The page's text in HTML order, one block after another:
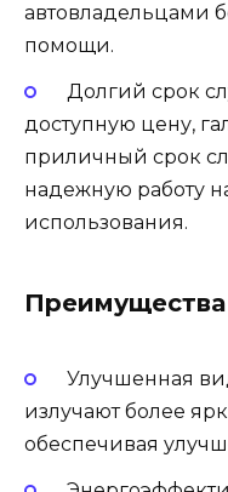
автовладельцами
помощи.
Долгий срок
доступную цену,
приличный срок
надежную работу
использования.
Улучшенная
излучают более
обеспечивая